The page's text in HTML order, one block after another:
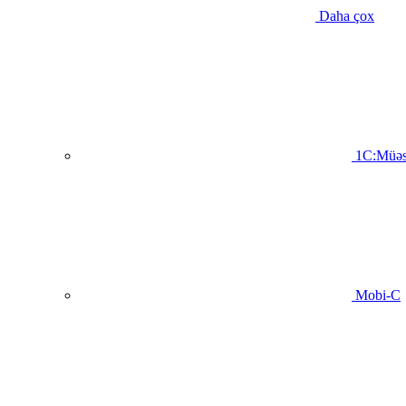
Daha çox
Mobi-C